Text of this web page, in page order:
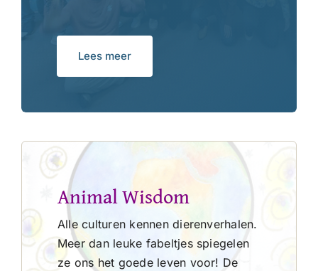
Lees meer
Animal Wisdom
Alle culturen kennen dierenverhalen.
Meer dan leuke fabeltjes spiegelen
ze ons het goede leven voor! De